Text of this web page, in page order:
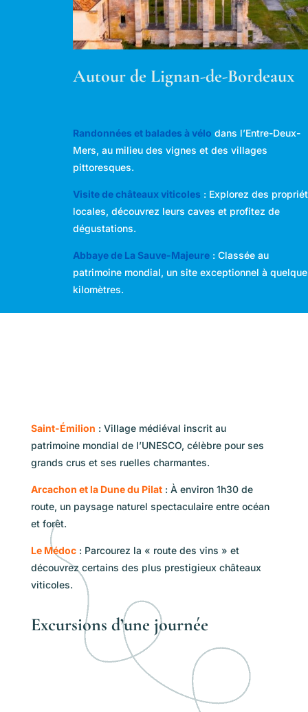
Autour de Lignan-de-Bordeaux
Randonnées et balades à vélo dans l’Entre-Deux-
Mers, au milieu des vignes et des villages
pittoresques.
Visite de châteaux viticoles : Explorez des
locales, découvrez leurs caves et profitez de
dégustations.
Abbaye de La Sauve-Majeure : Classée au
patrimoine mondial, un site exceptionnel à
kilomètres.
Saint-Émilion : Village médiéval inscrit au
patrimoine mondial de l’UNESCO, célèbre pour ses
grands crus et ses ruelles charmantes.
Arcachon et la Dune du Pilat: À environ 1h30 de
route, un paysage naturel spectaculaire entre océan
et forêt.
Le Médoc: Parcourez la « route des vins » et
découvrez certains des plus prestigieux châteaux
viticoles.
Excursions d’une journée